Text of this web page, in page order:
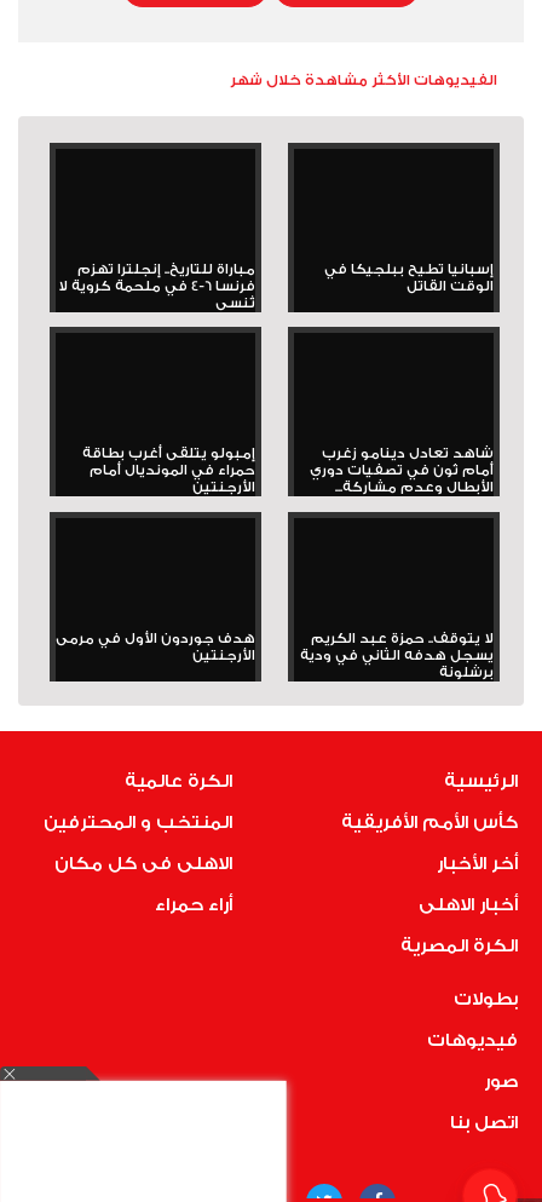
الفيديوهات الأكثر مشاهدة خلال شهر
إسبانيا تطيح ببلجيكا في
الوقت القاتل
مباراة للتاريخ.. إنجلترا تهزم
فرنسا 6-4 في ملحمة كروية لا
تُنسى
شاهد تعادل دينامو زغرب
أمام ثون في تصفيات دوري
الأبطال وعدم مشاركة...
إمبولو يتلقى أغرب بطاقة
حمراء في المونديال أمام
الأرجنتين
لا يتوقف.. حمزة عبد الكريم
يسجل هدفه الثاني في ودية
برشلونة
هدف جوردون الأول في مرمى
الأرجنتين
الرئيسية
كأس الأمم الأفريقية
أخر الأخبار
أخبار الاهلى
الكرة المصرية
الكرة عالمية
المنتخب و المحترفين
الاهلى فى كل مكان
أراء حمراء
بطولات
فيديوهات
صور
اتصل بنا